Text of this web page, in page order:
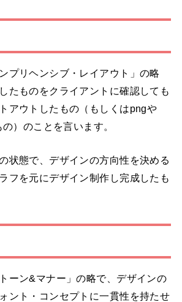
プリヘンシブ・レイアウト」の略
たものをクライアントに確認しても
アウトしたもの（もしくはpngや
）のことを言います。
状態で、デザインの方向性を決める
フを元にデザイン制作し完成したも
ーン&マナー」の略で、デザインの
ント・コンセプトに一貫性を持たせ